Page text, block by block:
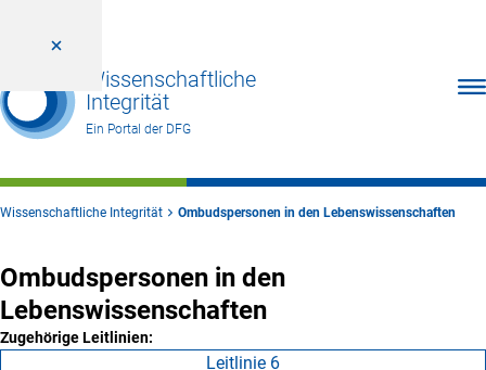
Wissenschaftliche
Integrität
Ein Portal der DFG
Wissenschaftliche Integrität Ombudspersonen in den Lebenswissenschaften
Ombudspersonen in den
Lebenswissenschaften
Zugehörige Leitlinien:
Leitlinie 6